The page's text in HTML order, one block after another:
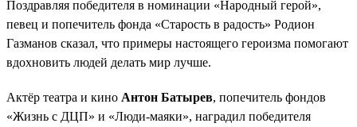
Поздравляя победителя в номинации «Народный герой»,
певец и попечитель фонда «Старость в радость» Родион
Газманов сказал, что примеры настоящего героизма помогают
вдохновить людей делать мир лучше.
Актёр театра и кино Антон Батырев, попечитель фондов
«Жизнь с ДЦП» и «Люди-маяки», наградил победителя